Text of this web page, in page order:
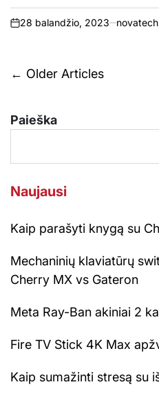
on
28 balandžio, 2023
Navigacija
įrašų
← Older Articles
Paieška
Naujausi
Kaip parašyti knygą su
Mechaninių klaviatūrų
Cherry MX vs Gateron
Meta Ray-Ban akiniai 2
Fire TV Stick 4K Max
Kaip sumažinti stresą su